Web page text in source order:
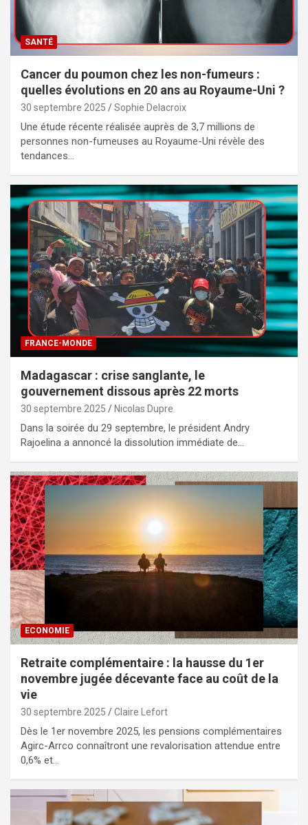
SANTÉ
Cancer du poumon chez les non-fumeurs :
quelles évolutions en 20 ans au Royaume-Uni ?
30 septembre 2025 Sophie Delacroix
Une étude récente réalisée auprès de 3,7 millions de
personnes non-fumeuses au Royaume-Uni révèle des
tendances…
FRANCE-MONDE
Madagascar : crise sanglante, le
gouvernement dissous après 22 morts
30 septembre 2025 Nicolas Dupre
Dans la soirée du 29 septembre, le président Andry
Rajoelina a annoncé la dissolution immédiate de…
ECONOMIE
Retraite complémentaire : la hausse du 1er
novembre jugée décevante face au coût de la
vie
30 septembre 2025 Claire Lefort
Dès le 1er novembre 2025, les pensions complémentaires
Agirc-Arrco connaîtront une revalorisation attendue entre
0,6% et…